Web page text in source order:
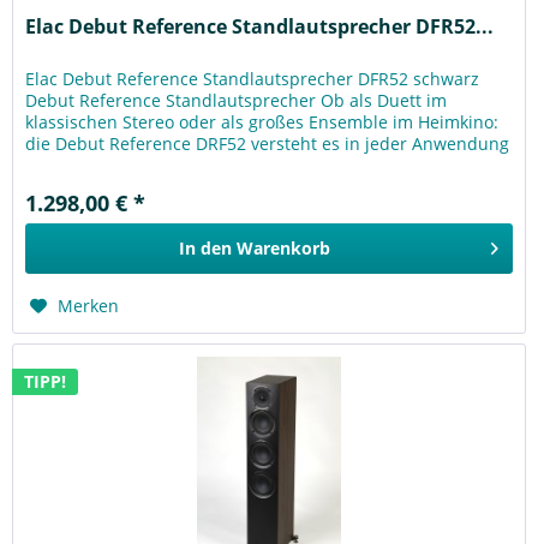
Elac Debut Reference Standlautsprecher DFR52...
Elac Debut Reference Standlautsprecher DFR52 schwarz
Debut Reference Standlautsprecher Ob als Duett im
klassischen Stereo oder als großes Ensemble im Heimkino:
die Debut Reference DRF52 versteht es in jeder Anwendung
1.298,00 € *
In den Warenkorb
Merken
TIPP!